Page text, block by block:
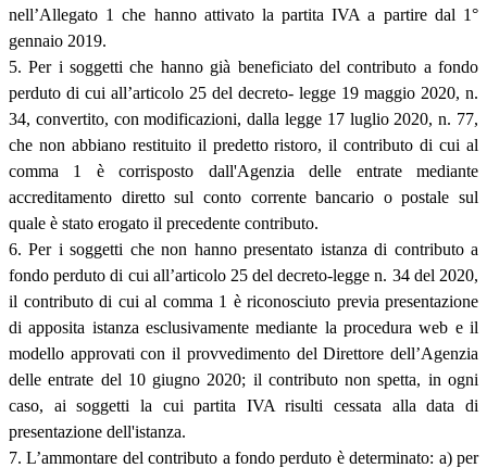
nell’Allegato 1 che hanno attivato la partita IVA a partire dal 1°
gennaio 2019.
5. Per i soggetti che hanno già beneficiato del contributo a fondo
perduto di cui all’articolo 25 del decreto- legge 19 maggio 2020, n.
34, convertito, con modificazioni, dalla legge 17 luglio 2020, n. 77,
che non abbiano restituito il predetto ristoro, il contributo di cui al
comma 1 è corrisposto dall'Agenzia delle entrate mediante
accreditamento diretto sul conto corrente bancario o postale sul
quale è stato erogato il precedente contributo.
6. Per i soggetti che non hanno presentato istanza di contributo a
fondo perduto di cui all’articolo 25 del decreto-legge n. 34 del 2020,
il contributo di cui al comma 1 è riconosciuto previa presentazione
di apposita istanza esclusivamente mediante la procedura web e il
modello approvati con il provvedimento del Direttore dell’Agenzia
delle entrate del 10 giugno 2020; il contributo non spetta, in ogni
caso, ai soggetti la cui partita IVA risulti cessata alla data di
presentazione dell'istanza.
7. L’ammontare del contributo a fondo perduto è determinato: a) per